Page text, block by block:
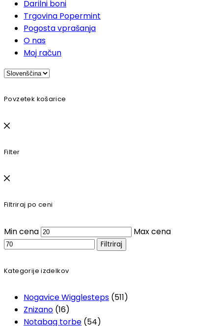
Darilni boni
Trgovina Popermint
Pogosta vprašanja
O nas
Moj račun
Povzetek košarice
Filter
Filtriraj po ceni
Min cena Max cena
Filtriraj
Kategorije izdelkov
Nogavice Wigglesteps (511)
Znizano (16)
Notabag torbe (54)